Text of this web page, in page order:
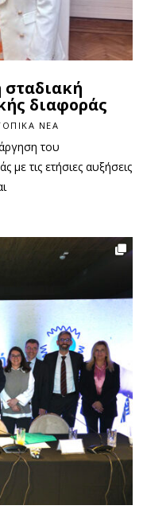
διαφοράς
ΝΈΑ
του
τις ετήσιες αυξήσεις